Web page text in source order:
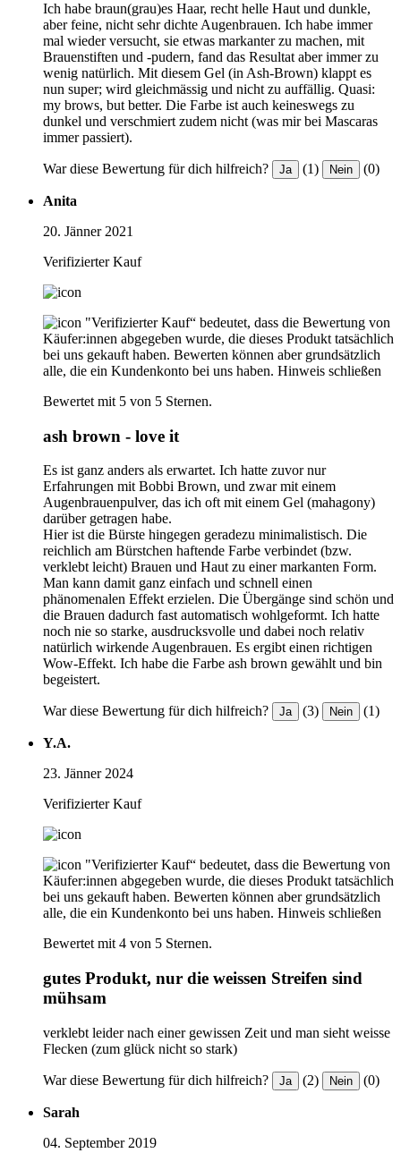
Ich habe braun(grau)es Haar, recht helle Haut und dunkle,
aber feine, nicht sehr dichte Augenbrauen. Ich habe immer
mal wieder versucht, sie etwas markanter zu machen, mit
Brauenstiften und -pudern, fand das Resultat aber immer zu
wenig natürlich. Mit diesem Gel (in Ash-Brown) klappt es
nun super; wird gleichmässig und nicht zu auffällig. Quasi:
my brows, but better. Die Farbe ist auch keineswegs zu
dunkel und verschmiert zudem nicht (was mir bei Mascaras
immer passiert).
War diese Bewertung für dich hilfreich? Ja (1) Nein (0)
Anita
20. Jänner 2021
Verifizierter Kauf
"Verifizierter Kauf“ bedeutet, dass die Bewertung von
Käufer:innen abgegeben wurde, die dieses Produkt tatsächlich
bei uns gekauft haben. Bewerten können aber grundsätzlich
alle, die ein Kundenkonto bei uns haben. Hinweis schließen
Bewertet mit 5 von 5 Sternen.
ash brown - love it
Es ist ganz anders als erwartet. Ich hatte zuvor nur
Erfahrungen mit Bobbi Brown, und zwar mit einem
Augenbrauenpulver, das ich oft mit einem Gel (mahagony)
darüber getragen habe.
Hier ist die Bürste hingegen geradezu minimalistisch. Die
reichlich am Bürstchen haftende Farbe verbindet (bzw.
verklebt leicht) Brauen und Haut zu einer markanten Form.
Man kann damit ganz einfach und schnell einen
phänomenalen Effekt erzielen. Die Übergänge sind schön und
die Brauen dadurch fast automatisch wohlgeformt. Ich hatte
noch nie so starke, ausdrucksvolle und dabei noch relativ
natürlich wirkende Augenbrauen. Es ergibt einen richtigen
Wow-Effekt. Ich habe die Farbe ash brown gewählt und bin
begeistert.
War diese Bewertung für dich hilfreich? Ja (3) Nein (1)
Y.A.
23. Jänner 2024
Verifizierter Kauf
"Verifizierter Kauf“ bedeutet, dass die Bewertung von
Käufer:innen abgegeben wurde, die dieses Produkt tatsächlich
bei uns gekauft haben. Bewerten können aber grundsätzlich
alle, die ein Kundenkonto bei uns haben. Hinweis schließen
Bewertet mit 4 von 5 Sternen.
gutes Produkt, nur die weissen Streifen sind
mühsam
verklebt leider nach einer gewissen Zeit und man sieht weisse
Flecken (zum glück nicht so stark)
War diese Bewertung für dich hilfreich? Ja (2) Nein (0)
Sarah
04. September 2019